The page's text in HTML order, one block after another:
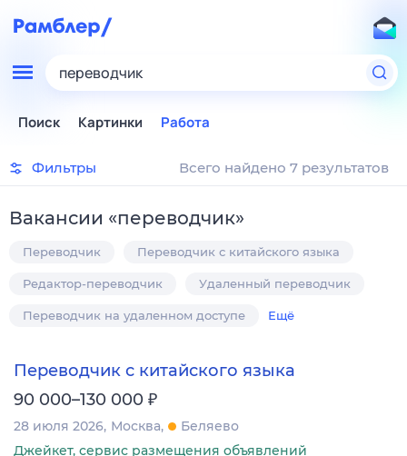
переводчик
Поиск Картинки Работа
Фильтры Всего найдено 7 результатов
Вакансии «переводчик»
Переводчик Переводчик с китайского языка
Редактор-переводчик Удаленный переводчик
Переводчик на удаленном доступе Ещё
Переводчик с китайского языка
90 000–130 000 ₽
28 июля 2026 Москва
Беляево
Джейкет, сервис размещения объявлений